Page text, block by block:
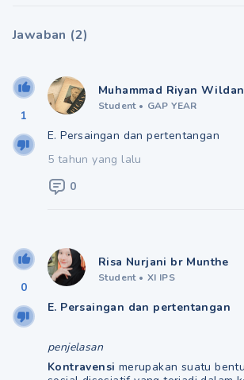
Jawaban (2)
1
Muhammad Riyan
Student • GAP YEAR
E. Persaingan dan pertentangan
5 tahun yang lalu
0
0
Risa Nurjani br Munthe
Student • XI IPS
E. Persaingan dan pertentangan
penjelasan
Kontravensi merupakan suatu